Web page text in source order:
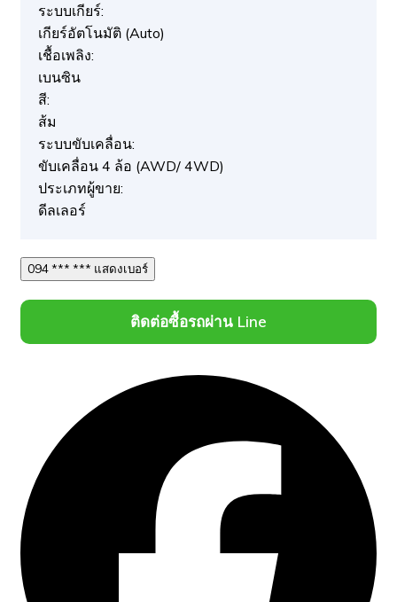
ระบบเกียร์:
เกียร์อัตโนมัติ (Auto)
เชื้อเพลิง:
เบนซิน
สี:
ส้ม
ระบบขับเคลื่อน:
ขับเคลื่อน 4 ล้อ (AWD/ 4WD)
ประเภทผู้ขาย:
ดีลเลอร์
094 *** *** แสดงเบอร์
ติดต่อซื้อรถผ่าน Line